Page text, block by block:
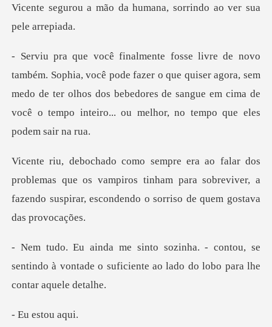
da humana, sorrindo ao
e fazer o que quiser agora, sem
medo de ter olhos dos bebedores de sangue em
mas que os vampiros tinham para sobreviver, a
fazendo susp
ntou, se
sentindo à vontade o suficiente ao
estou